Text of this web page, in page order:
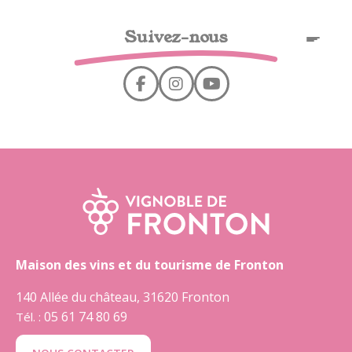
Suivez-nous
Maison des vins et du tourisme de Fronton
140 Allée du château, 31620 Fronton
Tél. : 05 61 74 80 69